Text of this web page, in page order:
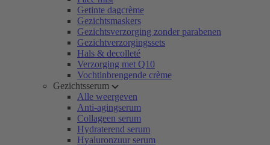
Getinte dagcrème
Gezichtsmaskers
Gezichtsverzorging zonder parabenen
Gezichtverzorgingssets
Hals & decolleté
Verzorging met Q10
Vochtinbrengende crème
Gezichtsserum
Alle weergeven
Anti-agingserum
Collageen serum
Hydraterend serum
Hyaluronzuur serum